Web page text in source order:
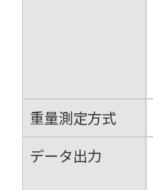
重量測定方式
データ出力